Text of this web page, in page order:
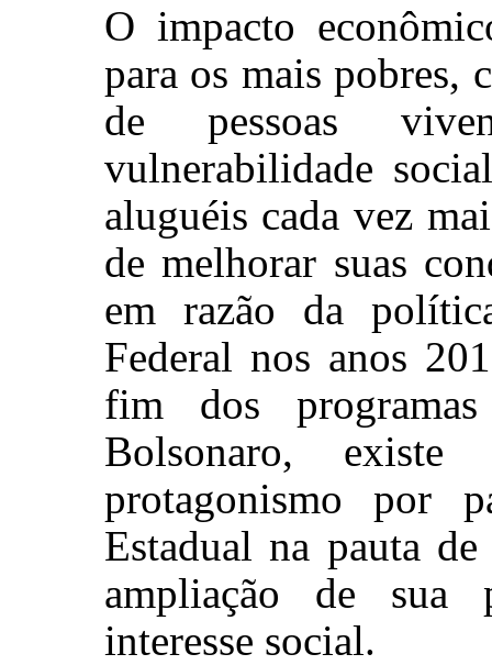
O impacto
para os mais pobres,
de pessoas
vulnerabilidade
aluguéis cada vez
de melhorar suas
em razão da
Federal nos anos
fim dos
Bolsonaro,
protagonismo por
Estadual na pauta
ampliação de sua
interesse social.